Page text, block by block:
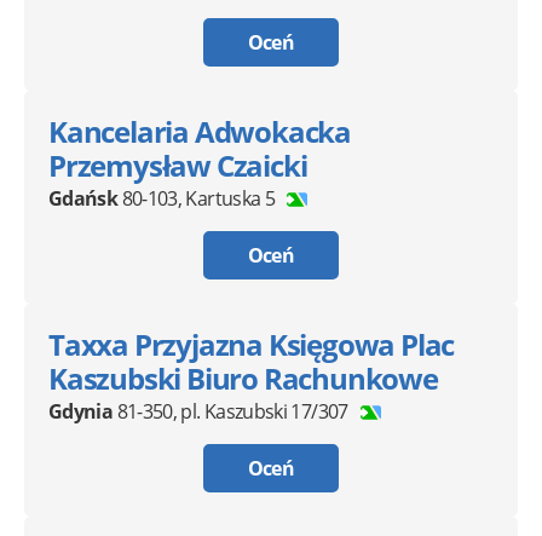
Oceń
Kancelaria Adwokacka
Przemysław Czaicki
Gdańsk80-103,Kartuska 5
Oceń
Taxxa Przyjazna Księgowa Plac
Kaszubski Biuro Rachunkowe
Gdynia81-350,pl. Kaszubski 17/307
Oceń